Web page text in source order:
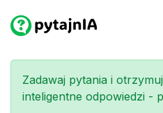
Zadawaj pytania i
inteligentne odpowiedzi -